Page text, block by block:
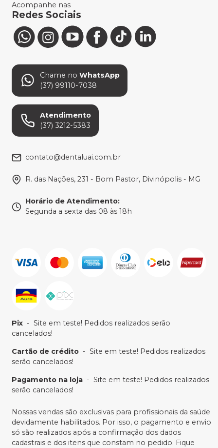
Acompanhe nas
Redes Sociais
Chame no WhatsApp
(37) 99110-7038
Atendimento
(37) 3212-5383
contato@dentaluai.com.br
R. das Nações, 231 - Bom Pastor, Divinópolis - MG
Horário de Atendimento:
Segunda a sexta das 08 às 18h
Pix - Site em teste! Pedidos realizados serão
cancelados!
Cartão de crédito - Site em teste! Pedidos realizados
serão cancelados!
Pagamento na loja - Site em teste! Pedidos realizados
serão cancelados!
Nossas vendas são exclusivas para profissionais da saúde
devidamente habilitados. Por isso, o pagamento e envio
só são realizados após a confirmação dos dados
cadastrais e dos itens que constam no pedido. Fique